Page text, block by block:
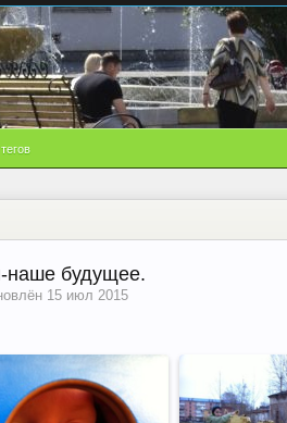
наше будущее.
15 июл 2015